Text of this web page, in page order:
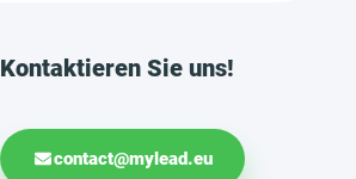
Kontaktieren Sie uns!
contact@mylead.eu